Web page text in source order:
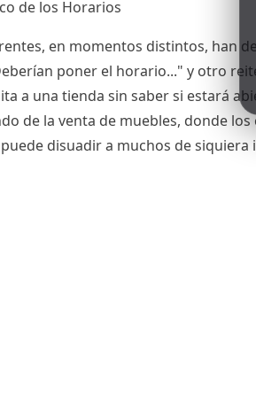
de los Horarios
en momentos distintos, han
poner el horario..." y otro
a una tienda sin saber si estará
de la venta de muebles, donde
disuadir a muchos de siquiera